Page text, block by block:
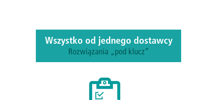
Wszystko od jednego dostawcy
Rozwiązania „pod klucz”
oprogramowanie, jak i sprzęt. Wdrażamy,
integrujemy i przekazujemy Państwu
gotowy do użycia system.